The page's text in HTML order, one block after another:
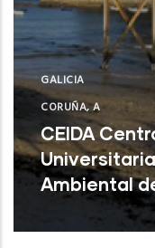
GALICIA
CORUÑA, A
CEIDA
Ambiental
Oleiros ( A